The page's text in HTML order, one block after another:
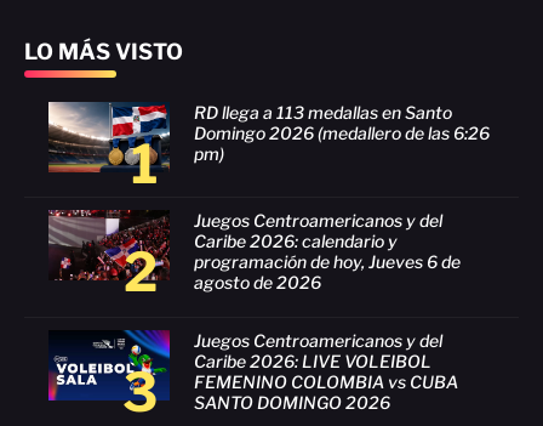
LO MÁS VISTO
1
RD llega a 113 medallas en Santo
Domingo 2026 (medallero de las 6:26
pm)
2
Juegos Centroamericanos y del
Caribe 2026: calendario y
programación de hoy, Jueves 6 de
agosto de 2026
3
Juegos Centroamericanos y del
Caribe 2026: LIVE VOLEIBOL
FEMENINO COLOMBIA vs CUBA
SANTO DOMINGO 2026